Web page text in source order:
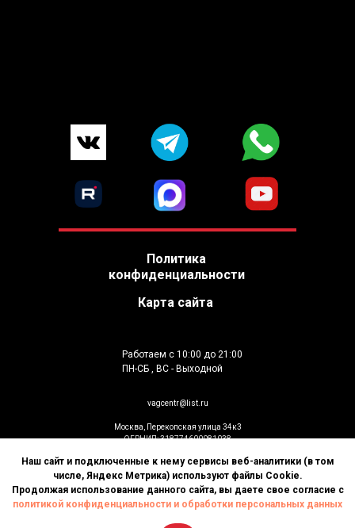
Москва, Перекопская улица 34к3
ОГРНИП: 318774600081038
vagcentr@list.ru
© Установка дополнительного оборудования
2026. Все права защищены
Работаем с 10:00 до 21:00
ПН-СБ , ВС - Выходной
Политика
конфиденциальности
Карта сайта
Наш сайт и подключенные к нему сервисы веб-аналитики (в том
числе, Яндекс Метрика) используют файлы Cookie.
Продолжая использование данного сайта, вы даете свое согласие с
политикой конфиденциальности и обработки персональных данных